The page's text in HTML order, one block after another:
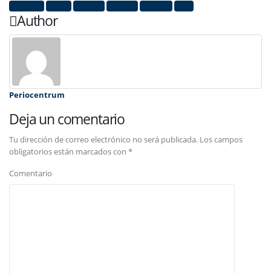
FacebookTwitterLinkedInGoogle +PinterestEmail
Author
Periocentrum
Deja un comentario
Tu dirección de correo electrónico no será publicada. Los campos
obligatorios están marcados con *
Comentario